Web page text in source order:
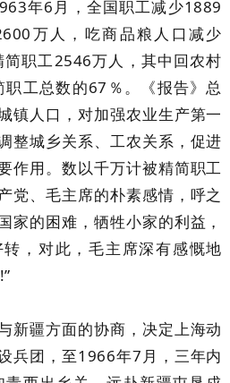
年6月，全国职工减少1889
万人，吃商品粮人口减少
职工2546万人，其中回农村
工总数的67％。《报告》总
镇人口，对加强农业生产第一
整城乡关系、工农关系，促进
作用。数以千万计被精简职工
党、毛主席的朴素感情，呼之
家的困难，牺牲小家的利益，
，对此，毛主席深有感慨地
新疆方面的协商，决定上海动
兵团，至1966年7月，三年内